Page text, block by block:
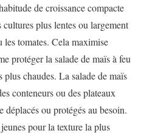
de croissance compacte
cultures plus lentes ou largement
les tomates. Cela maximise
protéger la salade de maïs à feu
chaudes. La salade de maïs
conteneurs ou des plateaux
ou protégés au besoin.
pour la texture la plus